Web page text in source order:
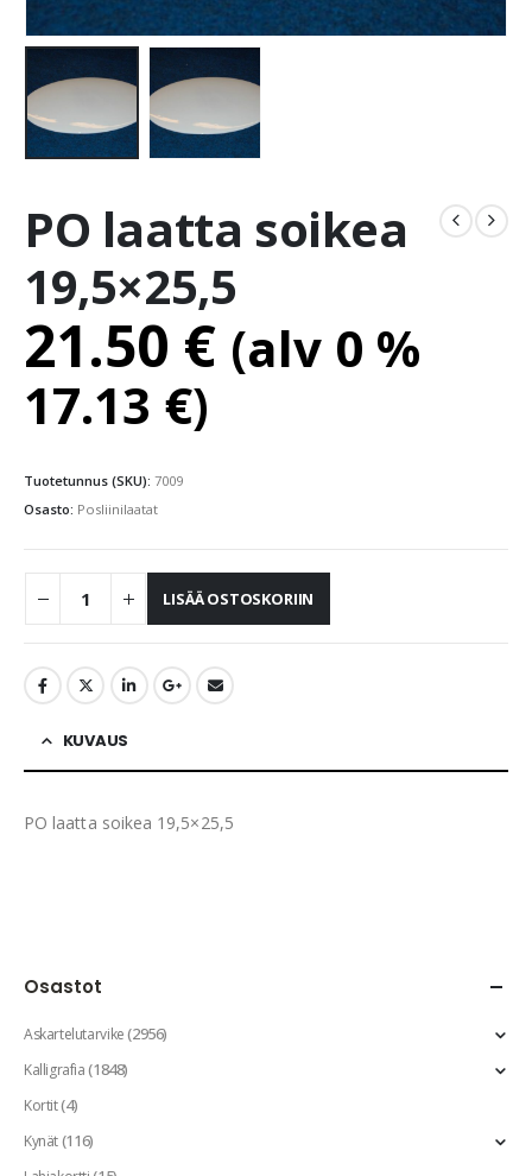
PO laatta soikea
19,5×25,5
21.50 € (alv 0 %
17.13 €)
Tuotetunnus (SKU): 7009
Osasto: Posliinilaatat
LISÄÄ OSTOSKORIIN
KUVAUS
PO laatta soikea 19,5×25,5
Osastot
Askartelutarvike(2956)
Kalligrafia(1848)
Kortit(4)
Kynät(116)